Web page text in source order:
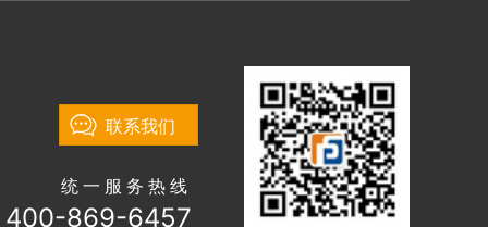
联系我们
统一服务热线
400-869-6457